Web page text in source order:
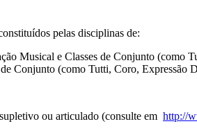
pelas disciplinas de:
Musical e Classes de Conjunto (como
Conjunto (como Tutti, Coro, Expressão
ou articulado (consulte em http://